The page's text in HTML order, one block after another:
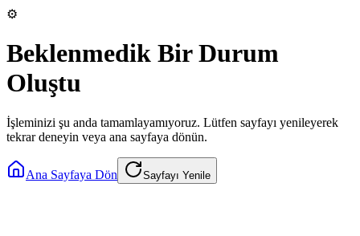
⚙️
Beklenmedik Bir Durum
Oluştu
İşleminizi şu anda tamamlayamıyoruz. Lütfen sayfayı yenileyerek
tekrar deneyin veya ana sayfaya dönün.
Ana Sayfaya Dön Sayfayı Yenile